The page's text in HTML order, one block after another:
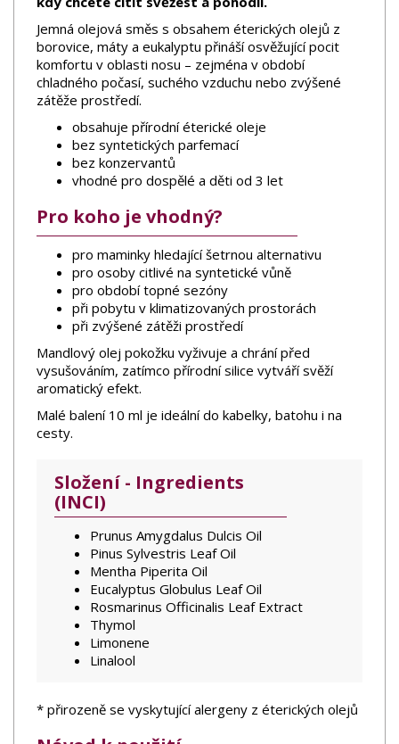
Jemná olejová směs s obsahem éterických olejů z
borovice, máty a eukalyptu přináší osvěžující pocit
komfortu v oblasti nosu – zejména v období
chladného počasí, suchého vzduchu nebo zvýšené
zátěže prostředí.
obsahuje přírodní éterické oleje
bez syntetických parfemací
bez konzervantů
vhodné pro dospělé a děti od 3 let
Pro koho je vhodný?
pro maminky hledající šetrnou alternativu
pro osoby citlivé na syntetické vůně
pro období topné sezóny
při pobytu v klimatizovaných prostorách
při zvýšené zátěži prostředí
Mandlový olej pokožku vyživuje a chrání před
vysušováním, zatímco přírodní silice vytváří svěží
aromatický efekt.
Malé balení 10 ml je ideální do kabelky, batohu i na
cesty.
Složení - Ingredients
(INCI)
Prunus Amygdalus Dulcis Oil
Pinus Sylvestris Leaf Oil
Mentha Piperita Oil
Eucalyptus Globulus Leaf Oil
Rosmarinus Officinalis Leaf Extract
Thymol
Limonene
Linalool
* přirozeně se vyskytující alergeny z éterických olejů